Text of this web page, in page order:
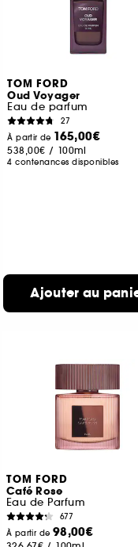
TOM FORD
Oud Voyager
Eau de parfum
27
À partir de 165,00€
538,00€ / 100ml
4 contenances disponibles
Ajouter au
TOM FORD
Café Rose
Eau de Parfum
677
À partir de 98,00€